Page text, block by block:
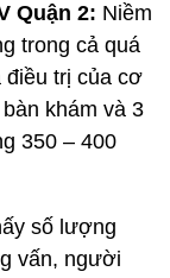
Quận 2: Niềm
trong cả quá
điều trị của cơ
khám và 3
350 – 400
số lượng
vấn, người